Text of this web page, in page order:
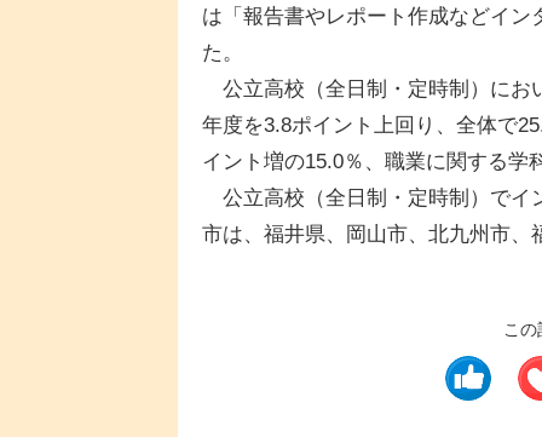
は「報告書やレポート作成などイ
た。
公立高校（全日制・定時制）にお
年度を3.8ポイント上回り、全体で
イント増の15.0％、職業に関する学
公立高校（全日制・定時制）でイ
市は、福井県、岡山市、北九州市
こ